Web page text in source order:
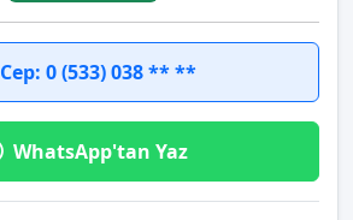
Cep: 0 (533) 038 ** **
WhatsApp'tan Yaz